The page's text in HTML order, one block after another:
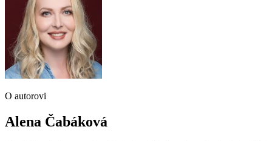
O autorovi
Alena Čabáková